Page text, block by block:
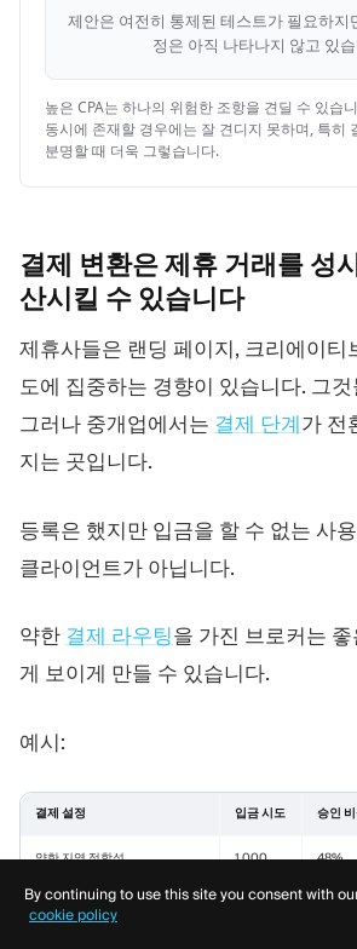
제안은 여전히 통제된 테스트가 필요하지
정은 아직 나타나지 않고 있
높은 CPA는 하나의 위험한 조항을 견딜 수 있습
동시에 존재할 경우에는 잘 견디지 못하며, 특히
분명할 때 더욱 그렇습니다.
결제 변환은 제휴 거래를 성
산시킬 수 있습니다
제휴사들은 랜딩 페이지, 크리에이티
도에 집중하는 경향이 있습니다. 그
그러나 중개업에서는 결제 단계가 전
지는 곳입니다.
등록은 했지만 입금을 할 수 없는 사
클라이언트가 아닙니다.
약한 결제 라우팅을 가진 브로커는
게 보이게 만들 수 있습니다.
예시:
결제 설정 입금 시도 승인
약한 지역 적합성 1,000 48%
더 나은 PSP 커버리지 1,000 67%
목차
By continuing to use this site you consent with
cookie policy